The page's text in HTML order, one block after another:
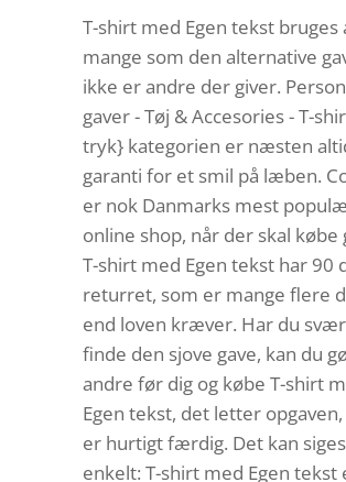
T-shirt med Egen tekst bruges
mange som den alternative
ikke er andre der giver.
gaver - Tøj & Accesories - T-
tryk} kategorien er næsten
garanti for et smil på læben.
er nok Danmarks mest
online shop, når der skal købe
T-shirt med Egen tekst har 90
returret, som er mange flere
end loven kræver. Har du
finde den sjove gave, kan du
andre før dig og købe T-shirt
Egen tekst, det letter opgaven,
er hurtigt færdig. Det kan
enkelt: T-shirt med Egen tekst